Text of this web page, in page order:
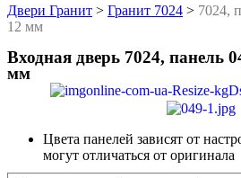
Двери Гранит > Гранит 7024 > 7024,
12 мм
Входная дверь 7024, панель
мм
Цвета панелей зависят от
могут отличаться от оригинала